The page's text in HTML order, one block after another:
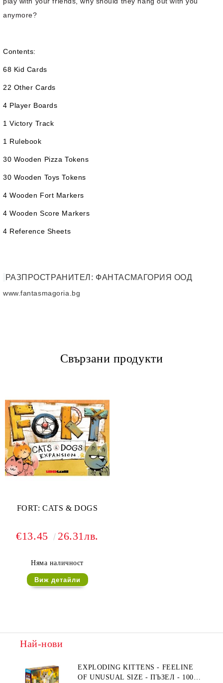
anymore?
Contents:
68 Kid Cards
22 Other Cards
4 Player Boards
1 Victory Track
1 Rulebook
30 Wooden Pizza Tokens
30 Wooden Toys Tokens
4 Wooden Fort Markers
4 Wooden Score Markers
4 Reference Sheets
РАЗПРОСТРАНИТЕЛ : ФАНТАСМАГОРИЯ ООД
www.fantasmagoria.bg
Свързани продукти
FORT: CATS & DOGS
€13.45 26.31лв.
Няма наличност
Виж детайли
Най-нови
EXPLODING KITTENS - FEELINE
OF UNUSUAL SIZE - ПЪЗЕЛ - 1000